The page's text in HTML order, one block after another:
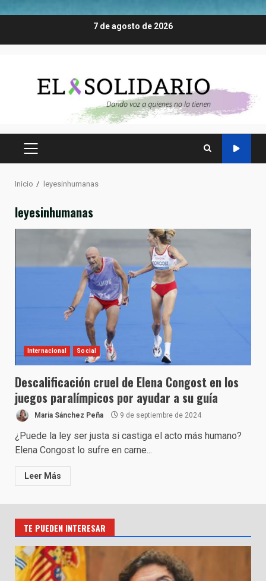
7 de agosto de 2026
MENÚ
Inicio leyesinhumanas
leyesinhumanas
Internacional Social
Descalificación cruel de Elena Congost en los
juegos paralímpicos por ayudar a su guía
Maria Sánchez Peña 9 de septiembre de 2024
¿Puede la ley ser justa si castiga el acto más humano?
Elena Congost lo sufre en carne...
Leer Más
TE PUEDEN INTERESAR